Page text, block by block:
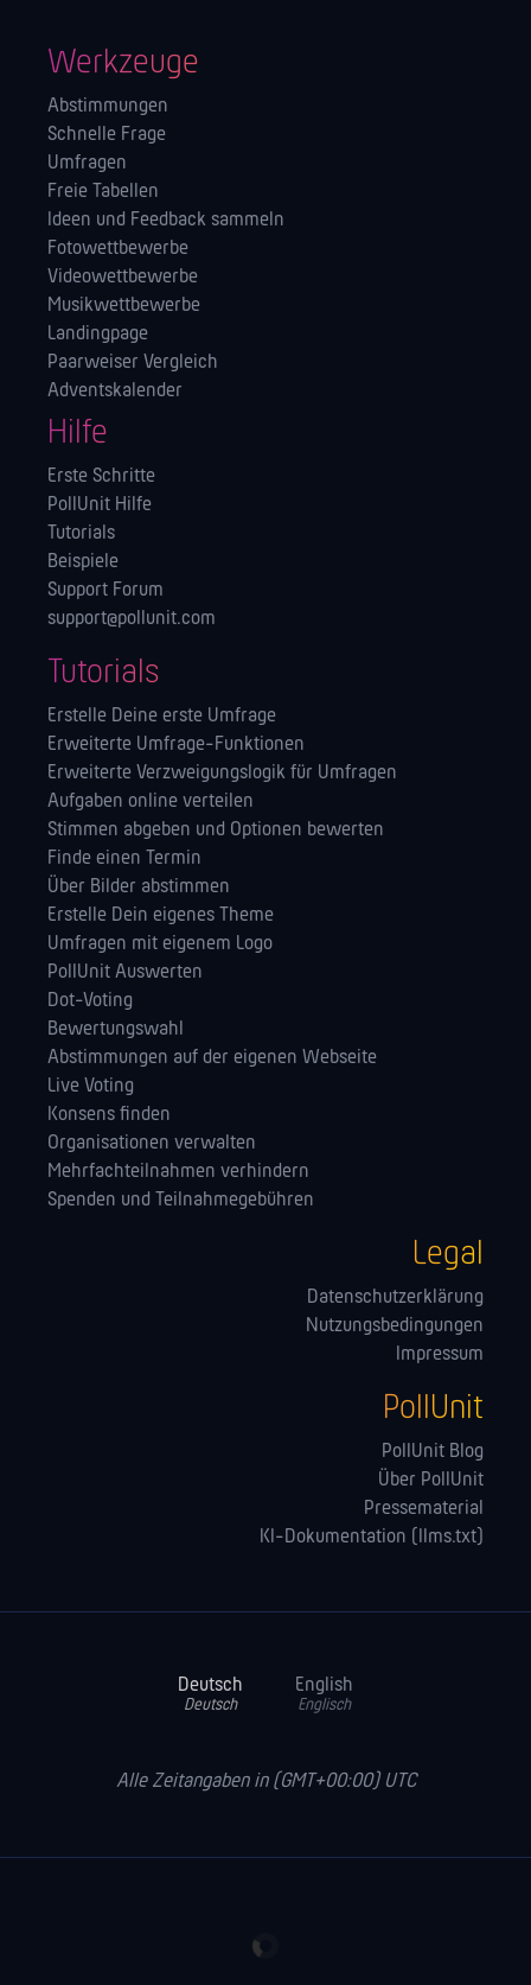
Werkzeuge
Abstimmungen
Schnelle Frage
Umfragen
Freie Tabellen
Ideen und Feedback sammeln
Fotowettbewerbe
Videowettbewerbe
Musikwettbewerbe
Landingpage
Paarweiser Vergleich
Adventskalender
Hilfe
Erste Schritte
PollUnit Hilfe
Tutorials
Beispiele
Support Forum
support@pollunit.com
Tutorials
Erstelle Deine erste Umfrage
Erweiterte Umfrage-Funktionen
Erweiterte Verzweigungslogik für Umfragen
Aufgaben online verteilen
Stimmen abgeben und Optionen bewerten
Finde einen Termin
Über Bilder abstimmen
Erstelle Dein eigenes Theme
Umfragen mit eigenem Logo
PollUnit Auswerten
Dot-Voting
Bewertungswahl
Abstimmungen auf der eigenen Webseite
Live Voting
Konsens finden
Orga­nisationen verwalten
Mehrfachteilnahmen verhindern
Spenden und Teilnahmegebühren
Legal
Datenschutzerklärung
Nutzungsbedingungen
Impressum
PollUnit
PollUnit Blog
Über PollUnit
Pressematerial
KI-Dokumentation (llms.txt)
Deutsch
Deutsch
English
Englisch
Alle Zeitangaben in (GMT+00:00) UTC